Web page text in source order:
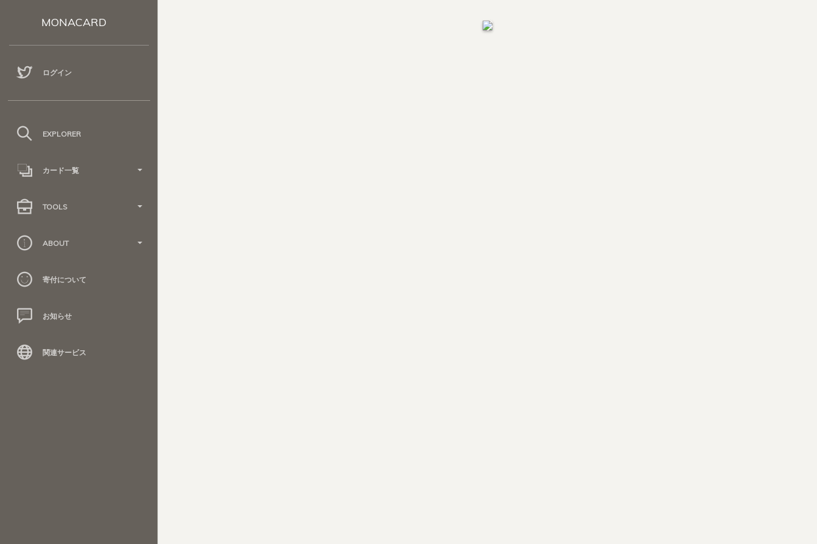
MONACARD
ログイン
EXPLORER
カード一覧
TOOLS
ABOUT
寄付について
お知らせ
関連サービス